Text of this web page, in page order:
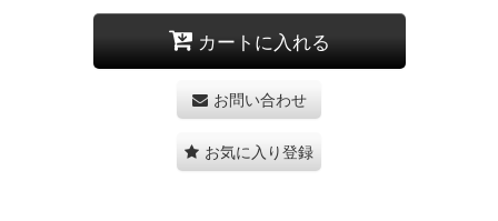
カートに入れる
お問い合わせ
お気に入り登録